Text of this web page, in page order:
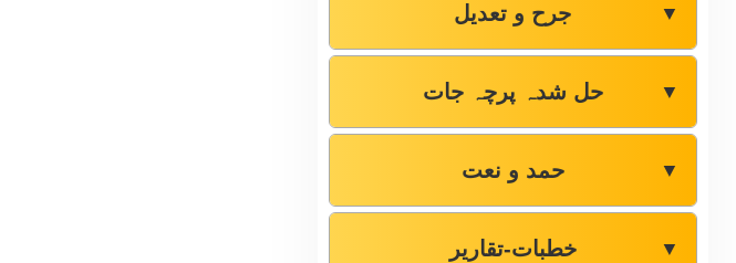
جرح و تعدیل ▼
حل شدہ پرچہ جات ▼
حمد و نعت ▼
خطبات-تقاریر ▼